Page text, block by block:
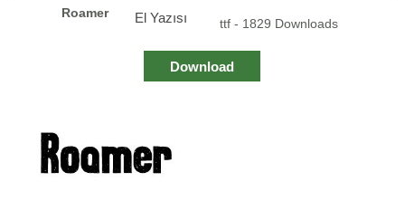
Roamer El Yazısı ttf - 1829 Downloads
Download